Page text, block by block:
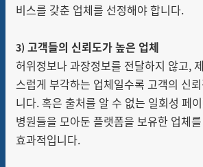
비스를 갖춘 업체를 선정해야 합니다.
3) 고객들의 신뢰도가 높은 업체
허위정보나 과장정보를 전달하지 않고,
스럽게 부각하는 업체일수록 고객의 신
니다. 혹은 출처를 알 수 없는 일회성 페
병원들을 모아둔 플랫폼을 보유한 업체
효과적입니다.